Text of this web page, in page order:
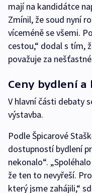
mají na kandidátce
Zmínil, že soud nyní
víceméně se všemi.
cestou,“ dodal s tím,
považuje za
Ceny bydlení
V hlavní části debaty
výstavba.
Podle Špicarové
dostupností bydlení
nekonalo“.
že ten to nevyřeší.
který jsme zahájili,“